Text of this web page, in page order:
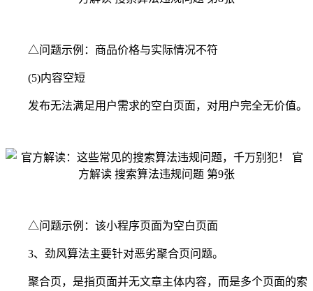
△问题示例：商品价格与实际情况不符
(5)内容空短
发布无法满足用户需求的空白页面，对用户完全无价值。
△问题示例：该小程序页面为空白页面
3、劲风算法主要针对恶劣聚合页问题。
聚合页，是指页面并无文章主体内容，而是多个页面的索